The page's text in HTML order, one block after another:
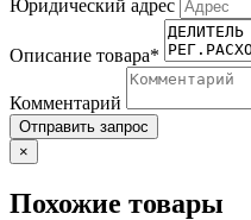
Юридический адрес
Описание товара*
Комментарий
Отправить запрос
×
Похожие товары